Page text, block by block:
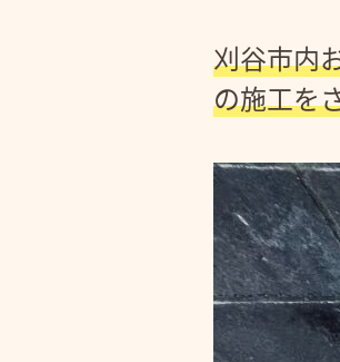
刈谷市内
の施工を